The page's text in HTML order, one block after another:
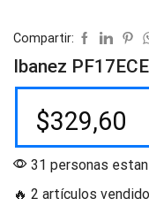
Compartir:
Ibanez PF17ECE
$329,60
31 personas
🔥 2 artículos